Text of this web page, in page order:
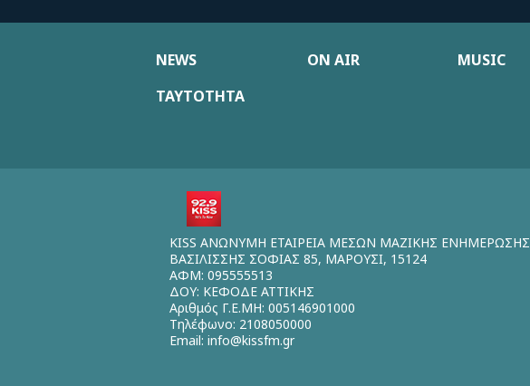
NEWS ON AIR MUSIC
ΤΑΥΤΟΤΗΤΑ
KISS ΑΝΩΝΥΜΗ ΕΤΑΙΡΕΙΑ ΜΕΣΩΝ ΜΑΖΙΚΗΣ ΕΝΗΜΕΡΩΣΗΣ
ΒΑΣΙΛΙΣΣΗΣ ΣΟΦΙΑΣ 85, ΜΑΡΟΥΣΙ, 15124
ΑΦΜ: 095555513
ΔΟΥ: ΚΕΦΟΔΕ ΑΤΤΙΚΗΣ
Αριθμός Γ.Ε.ΜΗ: 005146901000
Τηλέφωνο: 2108050000
Email: info@kissfm.gr